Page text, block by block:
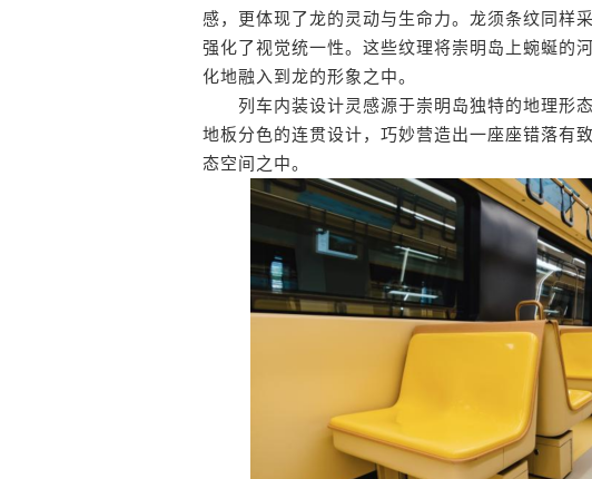
感，更体现了龙的灵动与生命力。龙须条纹同样
强化了视觉统一性。这些纹理将崇明岛上蜿蜒的
化地融入到龙的形象之中。
列车内装设计灵感源于崇明岛独特的地理形态
地板分色的连贯设计，巧妙营造出一座座错落有
态空间之中。